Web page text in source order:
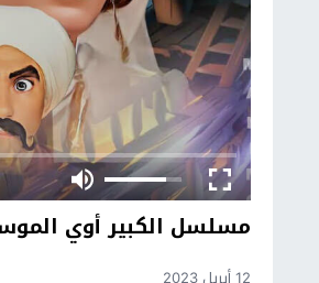
مسلسل الكبير أوي الموسم